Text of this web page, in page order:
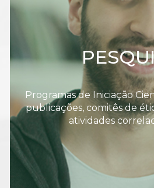
Programas de Iniciação
publicações, comitês de
atividades